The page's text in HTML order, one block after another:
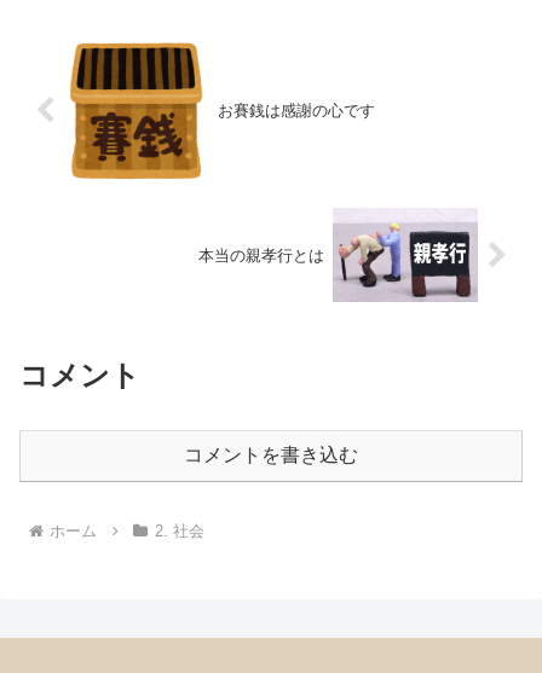
お賽銭は感謝の心です
本当の親孝行とは
コメント
コメントを書き込む
ホーム 2. 社会